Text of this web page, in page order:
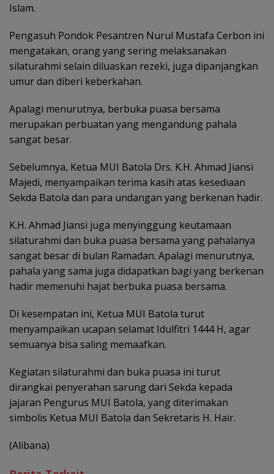
Islam.
Pengasuh Pondok Pesantren Nurul Mustafa Cerbon ini
mengatakan, orang yang sering melaksanakan
silaturahmi selain diluaskan rezeki, juga dipanjangkan
umur dan diberi keberkahan.
Apalagi menurutnya, berbuka puasa bersama
merupakan perbuatan yang mengandung pahala
sangat besar.
Sebelumnya, Ketua MUI Batola Drs. K.H. Ahmad Jiansi
Majedi, menyampaikan terima kasih atas kesediaan
Sekda Batola dan para undangan yang berkenan hadir.
K.H. Ahmad Jiansi juga menyinggung keutamaan
silaturahmi dan buka puasa bersama yang pahalanya
sangat besar di bulan Ramadan. Apalagi menurutnya,
pahala yang sama juga didapatkan bagi yang berkenan
hadir memenuhi hajat berbuka puasa bersama.
Di kesempatan ini, Ketua MUI Batola turut
menyampaikan ucapan selamat Idulfitri 1444 H, agar
semuanya bisa saling memaafkan.
Kegiatan silaturahmi dan buka puasa ini turut
dirangkai penyerahan sarung dari Sekda kepada
jajaran Pengurus MUI Batola, yang diterimakan
simbolis Ketua MUI Batola dan Sekretaris H. Hair.
(Alibana)